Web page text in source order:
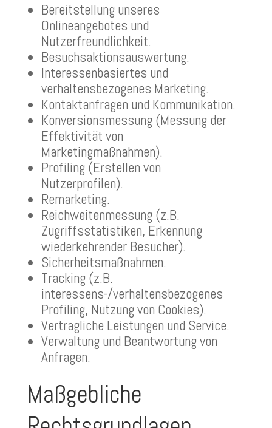
Bereitstellung unseres
Onlineangebotes und
Nutzerfreundlichkeit.
Besuchsaktionsauswertung.
Interessenbasiertes und
verhaltensbezogenes Marketing.
Kontaktanfragen und Kommunikation.
Konversionsmessung (Messung der
Effektivität von
Marketingmaßnahmen).
Profiling (Erstellen von
Nutzerprofilen).
Remarketing.
Reichweitenmessung (z.B.
Zugriffsstatistiken, Erkennung
wiederkehrender Besucher).
Sicherheitsmaßnahmen.
Tracking (z.B.
interessens-/verhaltensbezogenes
Profiling, Nutzung von Cookies).
Vertragliche Leistungen und Service.
Verwaltung und Beantwortung von
Anfragen.
Maßgebliche